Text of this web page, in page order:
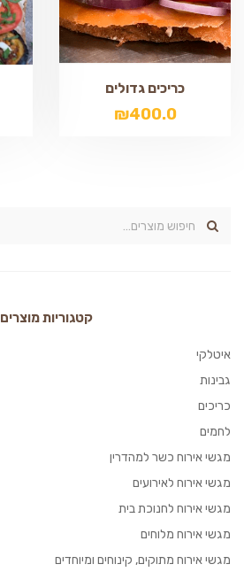
כריכים גדולים
₪400.0
קטגוריות מוצרים
איטלקי
גבינות
כריכים
לחמים
מגשי אירוח כשר למהדרין
מגשי אירוח לאירועים
מגשי אירוח לחנוכת בית
מגשי אירוח מלוחים
מגשי אירוח מתוקים, קינוחים ומיוחדים